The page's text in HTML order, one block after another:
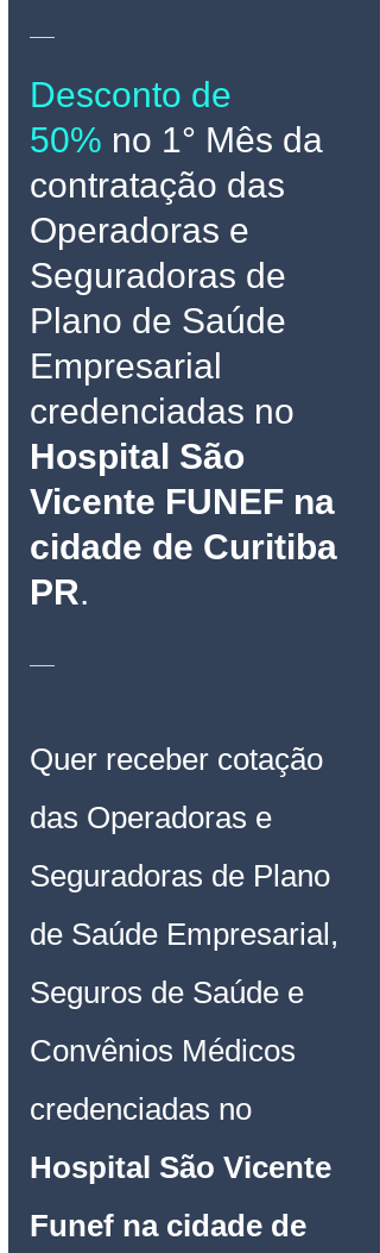
___
Desconto de
50% no 1° Mês da
contratação das
Operadoras e
Seguradoras de
Plano de Saúde
Empresarial
credenciadas no
Hospital São
Vicente FUNEF na
cidade de Curitiba
PR.
___
Quer receber cotação
das Operadoras e
Seguradoras de Plano
de Saúde Empresarial,
Seguros de Saúde e
Convênios Médicos
credenciadas no
Hospital São Vicente
Funef na cidade de